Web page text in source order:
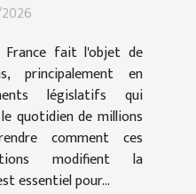
?
France fait l'objet de
principalement en
législatifs qui
quotidien de millions
comment ces
modifient la
essentiel pour...